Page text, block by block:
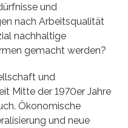
und
nach Arbeitsqualität
nachhaltige
gemacht werden?
und
Mitte der 1970er Jahre
Ökonomische
und neue